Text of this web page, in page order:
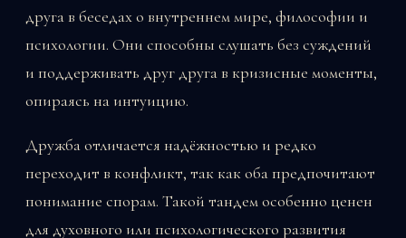
друга в беседах о внутреннем мире, философии и
психологии. Они способны слушать без суждений
и поддерживать друг друга в кризисные моменты,
опираясь на интуицию.
Дружба отличается надёжностью и редко
переходит в конфликт, так как оба предпочитают
понимание спорам. Такой тандем особенно ценен
для духовного или психологического развития